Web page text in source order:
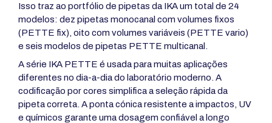
Isso traz ao portfólio de pipetas da IKA um total de 24
modelos: dez pipetas monocanal com volumes fixos
(PETTE fix), oito com volumes variáveis (PETTE vario)
e seis modelos de pipetas PETTE multicanal.
A série IKA PETTE é usada para muitas aplicações
diferentes no dia-a-dia do laboratório moderno. A
codificação por cores simplifica a seleção rápida da
pipeta correta. A ponta cónica resistente a impactos, UV
e químicos garante uma dosagem confiável a longo